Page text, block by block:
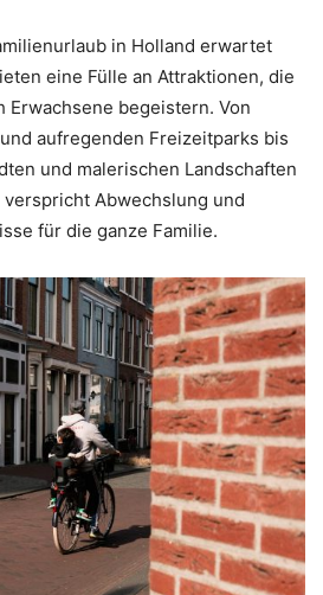
in Holland erwartet
eine Fülle an Attraktionen, die
Erwachsene begeistern. Von
aufregenden Freizeitparks bis
und malerischen Landschaften
Abwechslung und
für die ganze Familie.